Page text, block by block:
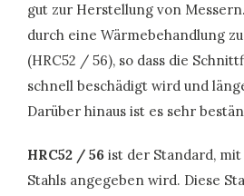
gut zur Herstellung von
durch eine Wärmebehandlung
(HRC52 / 56), so dass die
schnell beschädigt wird und
Darüber hinaus ist es sehr
HRC52 / 56 ist der Standard,
Stahls angegeben wird. Diese